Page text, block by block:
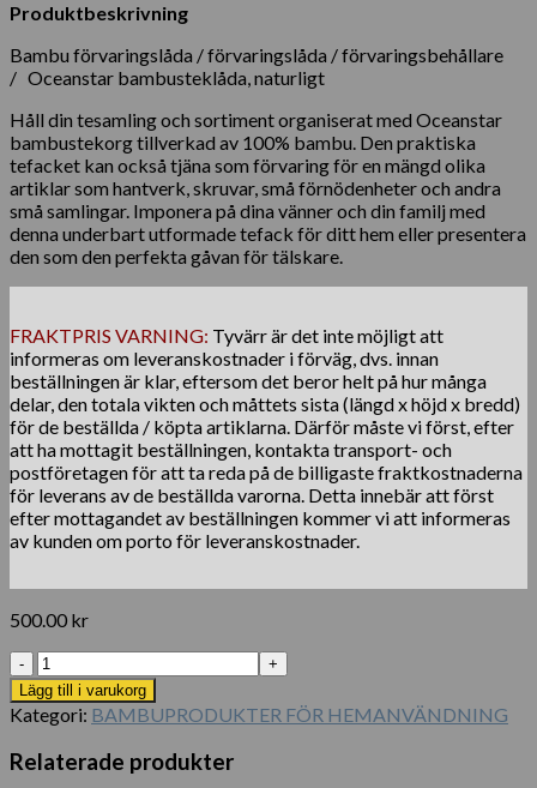
Produktbeskrivning
Bambu förvaringslåda / förvaringslåda / förvaringsbehållare
/ Oceanstar bambusteklåda, naturligt
Håll din tesamling och sortiment organiserat med Oceanstar
bambustekorg tillverkad av 100% bambu. Den praktiska
tefacket kan också tjäna som förvaring för en mängd olika
artiklar som hantverk, skruvar, små förnödenheter och andra
små samlingar. Imponera på dina vänner och din familj med
denna underbart utformade tefack för ditt hem eller presentera
den som den perfekta gåvan för tälskare.
FRAKTPRIS VARNING: Tyvärr är det inte möjligt att
informeras om leveranskostnader i förväg, dvs. innan
beställningen är klar, eftersom det beror helt på hur många
delar, den totala vikten och måttets sista (längd x höjd x bredd)
för de beställda / köpta artiklarna. Därför måste vi först, efter
att ha mottagit beställningen, kontakta transport- och
postföretagen för att ta reda på de billigaste fraktkostnaderna
för leverans av de beställda varorna. Detta innebär att först
efter mottagandet av beställningen kommer vi att informeras
av kunden om porto för leveranskostnader.
500.00 kr
Grille
Bamboo
Storage
Box
/
Lägg till i varukorg
Kategori: BAMBUPRODUKTER FÖR HEMANVÄNDNING
Relaterade produkter